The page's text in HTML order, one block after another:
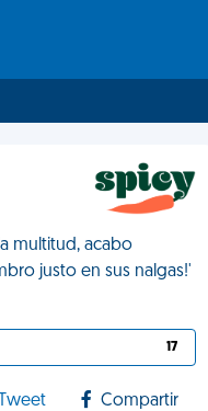
multitud, acabo
justo en sus nalgas!'
17
Tweet Compartir